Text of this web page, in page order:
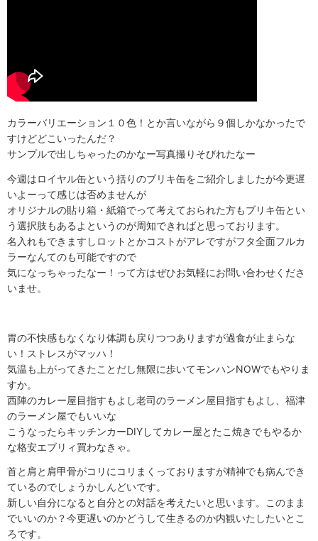
カラーバリエーション１０色！とか言いながら９個しかなかったで
すけどどこいったんだ？
サンプルで出しちゃったのかなー写真撮りそびれたなー
今週はロイヤル缶という括りのブリキ缶をご紹介しましたが今更遅
いよーって感じは否めませんが
オリジナルの貼り箱・紙箱でって考えておられた方もブリキ缶とい
う選択肢もあるよというのが周知できればと思っております。
名入れもできますしロットとかコストがアレですがフタ全面フルカ
ラーなんてのも可能ですので
気になっちゃったなー！って方はぜひお気軽にお問い合わせくださ
いませ。
胃の不快感もなくなり体調も戻りつつありますが過食が止まらな
い！ストレスがマッハ！
気温も上がってきたことだし無限に歩いてモンハンNOWでもやりま
すか。
西陣のカレー屋目指すもよし老司のラーメン屋目指すもよし、福津
のラーメン屋でもいいな
こうなったらキッチンカーDIYしてカレー屋とたこ焼きでもやるか
な格安エブリィ買わなきゃ。
首と肩と肩甲骨がコリにコリまくっておりますが精神でも病んでき
ているのでしょうかしんどいです。
新しい自分になると自分との対話を考えたいと思います。このまま
でいいのか？今更遅いのかどうして生きるのか内観いたしたいとこ
ろです。